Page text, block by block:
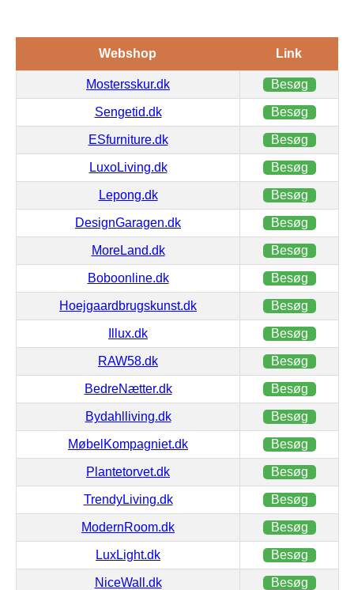
Webshop Link
Mostersskur.dk Besøg
Sengetid.dk Besøg
ESfurniture.dk Besøg
LuxoLiving.dk Besøg
Lepong.dk Besøg
DesignGaragen.dk Besøg
MoreLand.dk Besøg
Boboonline.dk Besøg
Hoejgaardbrugskunst.dk Besøg
Illux.dk Besøg
RAW58.dk Besøg
BedreNætter.dk Besøg
Bydahlliving.dk Besøg
MøbelKompagniet.dk Besøg
Plantetorvet.dk Besøg
TrendyLiving.dk Besøg
ModernRoom.dk Besøg
LuxLight.dk Besøg
NiceWall.dk Besøg